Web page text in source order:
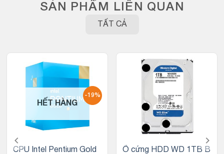
SẢN PHẨM LIÊN QUAN
TẤT CẢ
-19%
HẾT HÀNG
CPU Intel Pentium Gold
Ổ cứng HDD WD 1TB B